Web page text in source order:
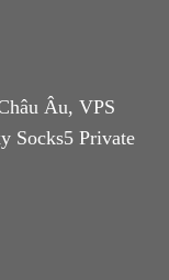
Âu, VPS
Socks5 Private